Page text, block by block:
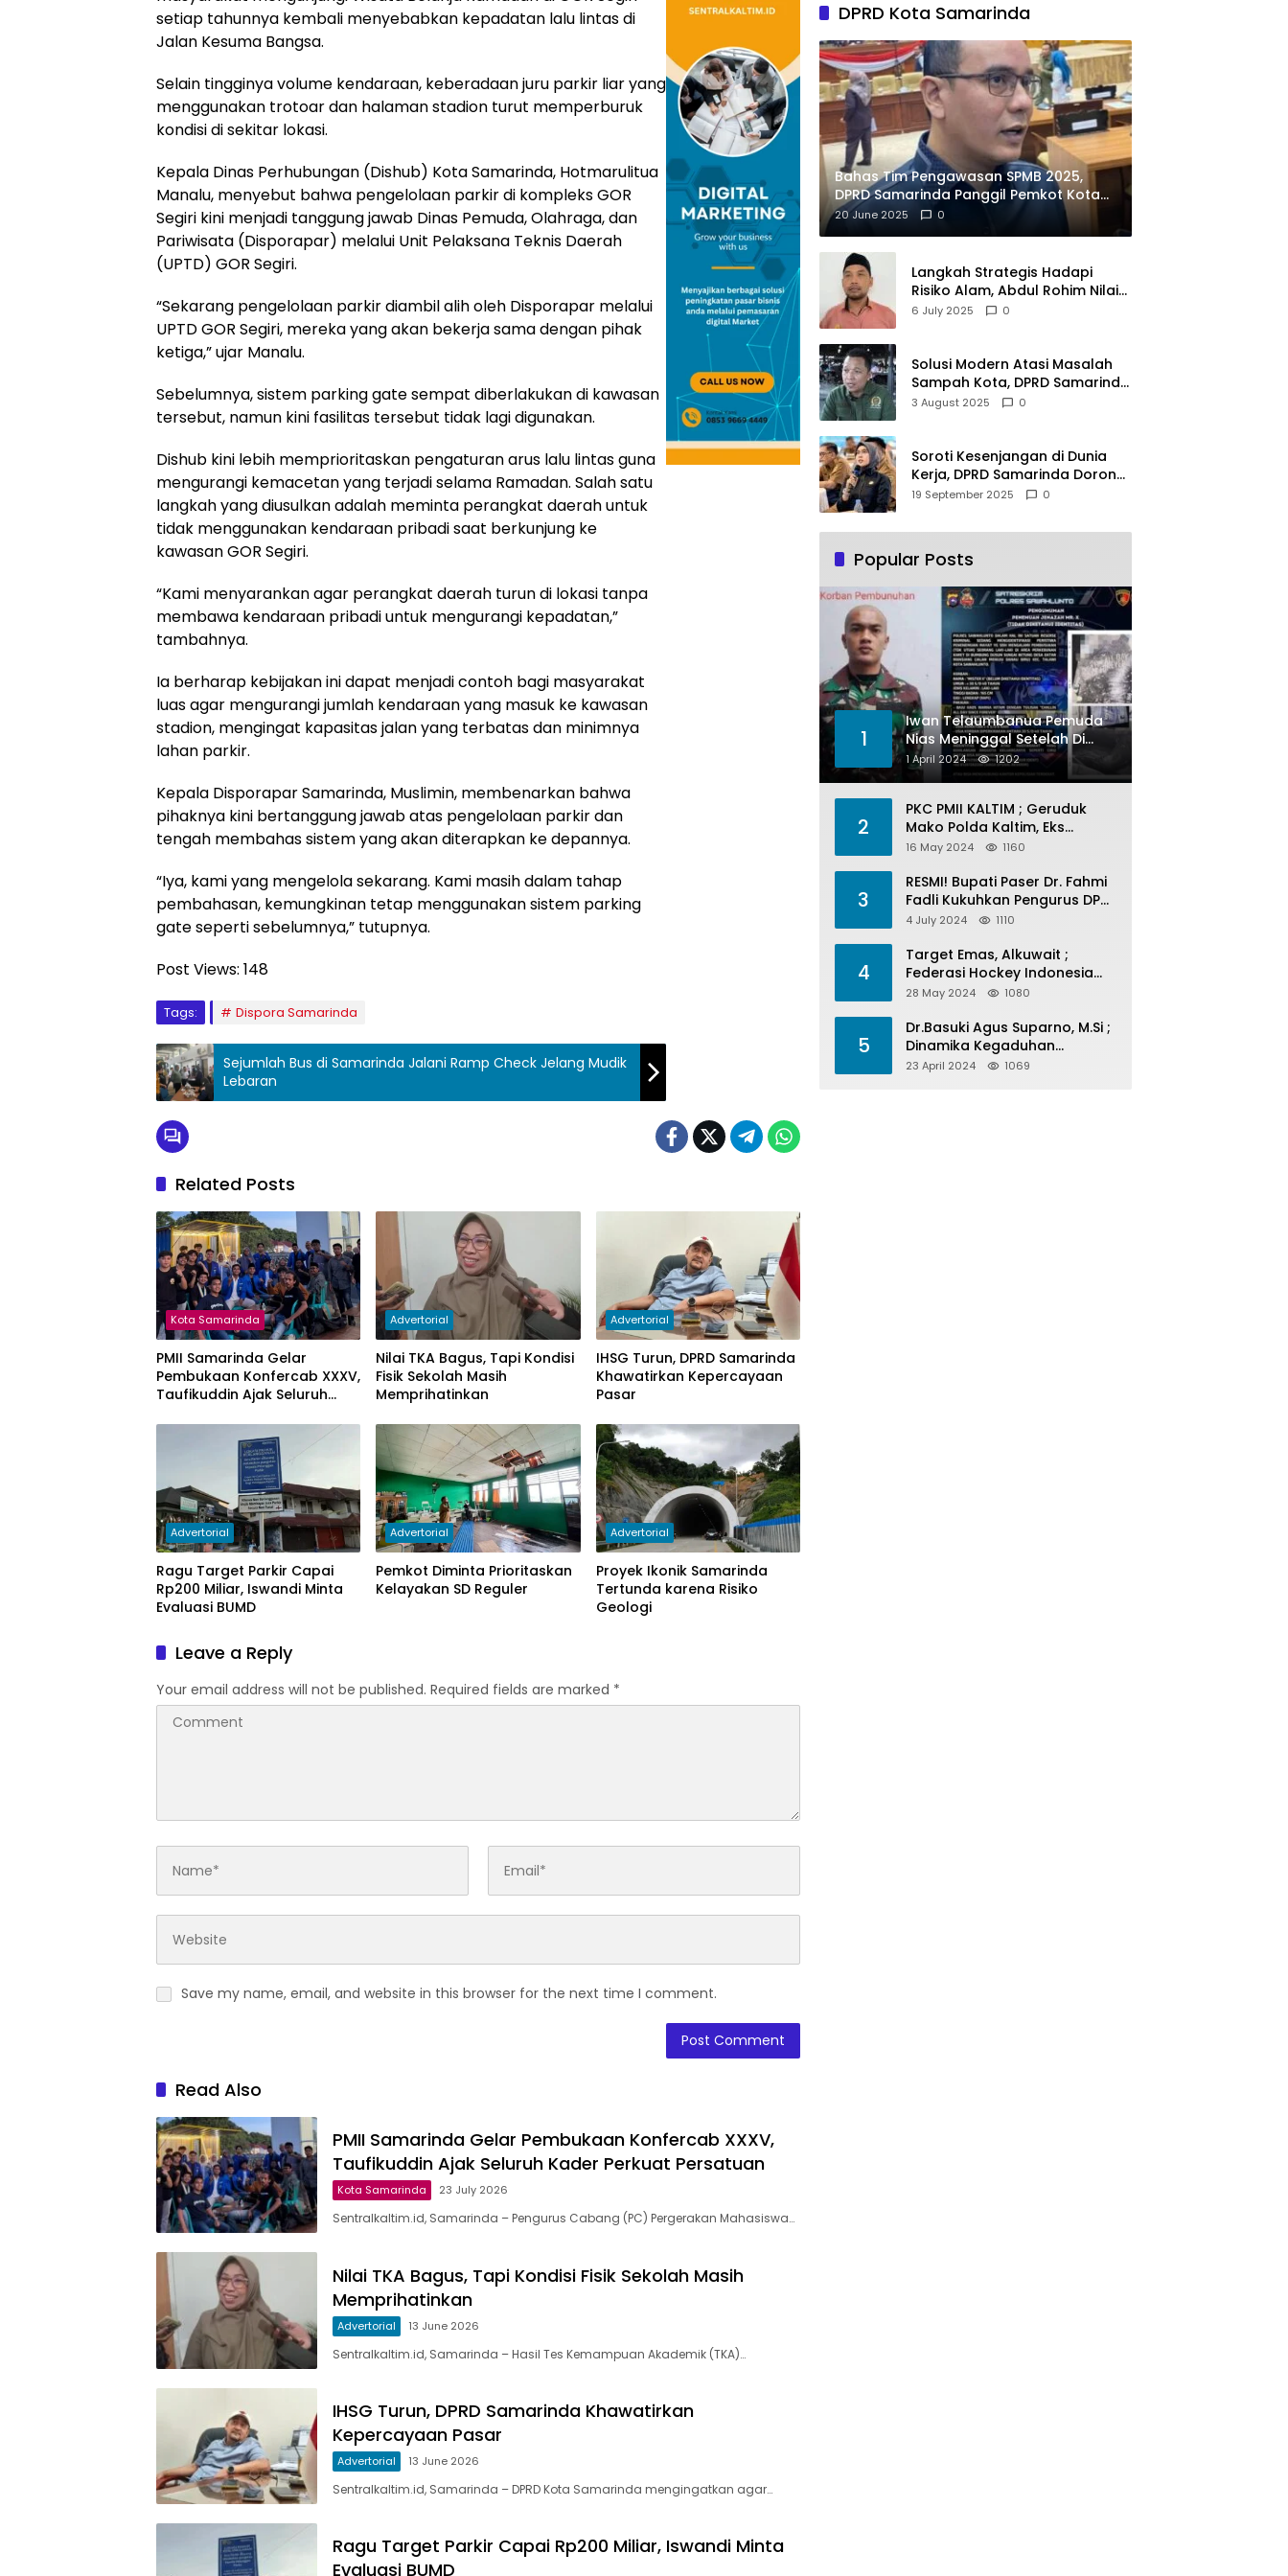
setiap tahunnya kembali menyebabkan kepadatan lalu lintas di
Jalan Kesuma Bangsa.
Selain tingginya volume kendaraan, keberadaan juru parkir liar yang
menggunakan trotoar dan halaman stadion turut memperburuk
kondisi di sekitar lokasi.
Kepala Dinas Perhubungan (Dishub) Kota Samarinda, Hotmarulitua
Manalu, menyebut bahwa pengelolaan parkir di kompleks GOR
Segiri kini menjadi tanggung jawab Dinas Pemuda, Olahraga, dan
Pariwisata (Disporapar) melalui Unit Pelaksana Teknis Daerah
(UPTD) GOR Segiri.
“Sekarang pengelolaan parkir diambil alih oleh Disporapar melalui
UPTD GOR Segiri, mereka yang akan bekerja sama dengan pihak
ketiga,” ujar Manalu.
Sebelumnya, sistem parking gate sempat diberlakukan di kawasan
tersebut, namun kini fasilitas tersebut tidak lagi digunakan.
Dishub kini lebih memprioritaskan pengaturan arus lalu lintas guna
mengurangi kemacetan yang terjadi selama Ramadan. Salah satu
langkah yang diusulkan adalah meminta perangkat daerah untuk
tidak menggunakan kendaraan pribadi saat berkunjung ke
kawasan GOR Segiri.
“Kami menyarankan agar perangkat daerah turun di lokasi tanpa
membawa kendaraan pribadi untuk mengurangi kepadatan,”
tambahnya.
Ia berharap kebijakan ini dapat menjadi contoh bagi masyarakat
luas agar mengurangi jumlah kendaraan yang masuk ke kawasan
stadion, mengingat kapasitas jalan yang terbatas dan minimnya
lahan parkir.
Kepala Disporapar Samarinda, Muslimin, membenarkan bahwa
pihaknya kini bertanggung jawab atas pengelolaan parkir dan
tengah membahas sistem yang akan diterapkan ke depannya.
“Iya, kami yang mengelola sekarang. Kami masih dalam tahap
pembahasan, kemungkinan tetap menggunakan sistem parking
gate seperti sebelumnya,” tutupnya.
Post Views: 148
Tags: Dispora Samarinda
Sejumlah Bus di Samarinda Jalani Ramp Check Jelang Mudik
Lebaran
Related Posts
Kota Samarinda
PMII Samarinda Gelar
Pembukaan Konfercab XXXV,
Taufikuddin Ajak Seluruh
Advertorial
Nilai TKA Bagus, Tapi Kondisi
Fisik Sekolah Masih
Memprihatinkan
Advertorial
IHSG Turun, DPRD Samarinda
Khawatirkan Kepercayaan
Pasar
Advertorial
Ragu Target Parkir Capai
Rp200 Miliar, Iswandi Minta
Evaluasi BUMD
Advertorial
Pemkot Diminta Prioritaskan
Kelayakan SD Reguler
Advertorial
Proyek Ikonik Samarinda
Tertunda karena Risiko
Geologi
Leave a Reply
Your email address will not be published. Required fields are marked *
Save my name, email, and website in this browser for the next time I comment.
Read Also
PMII Samarinda Gelar Pembukaan Konfercab XXXV,
Taufikuddin Ajak Seluruh Kader Perkuat Persatuan
Kota Samarinda 23 July 2026
Sentralkaltim.id, Samarinda – Pengurus Cabang (PC) Pergerakan Mahasiswa…
Nilai TKA Bagus, Tapi Kondisi Fisik Sekolah Masih
Memprihatinkan
Advertorial 13 June 2026
Sentralkaltim.id, Samarinda – Hasil Tes Kemampuan Akademik (TKA)…
IHSG Turun, DPRD Samarinda Khawatirkan
Kepercayaan Pasar
Advertorial 13 June 2026
Sentralkaltim.id, Samarinda – DPRD Kota Samarinda mengingatkan agar…
Ragu Target Parkir Capai Rp200 Miliar, Iswandi Minta
Evaluasi BUMD
DPRD Kota Samarinda
Bahas Tim Pengawasan SPMB 2025,
DPRD Samarinda Panggil Pemkot Kota
Tepian
20 June 2025 0
Langkah Strategis Hadapi
Risiko Alam, Abdul Rohim Nilai
Samarinda Siap Jadi Pusat
6 July 2025 0
Solusi Modern Atasi Masalah
Sampah Kota, DPRD Samarinda
Dukung Penuh Proyek PLTSA
3 August 2025 0
Soroti Kesenjangan di Dunia
Kerja, DPRD Samarinda Dorong
Pemkot Gencarkan
19 September 2025 0
Popular Posts
1
Iwan Telaumbanua Pemuda
Nias Meninggal Setelah Di
Habisi Oknum TNI AL
1 April 2024 1202
2
PKC PMII KALTIM ; Geruduk
Mako Polda Kaltim, Eks
Lubang Tambang Banyak
16 May 2024 1160
3
RESMI! Bupati Paser Dr. Fahmi
Fadli Kukuhkan Pengurus DPP
LAP 2024-2029
4 July 2024 1110
4
Target Emas, Alkuwait ;
Federasi Hockey Indonesia
Kota Balikpapan Siap Menjadi
28 May 2024 1080
5
Dr.Basuki Agus Suparno, M.Si ;
Dinamika Kegaduhan
Komunikasi Politik Jelang
23 April 2024 1069